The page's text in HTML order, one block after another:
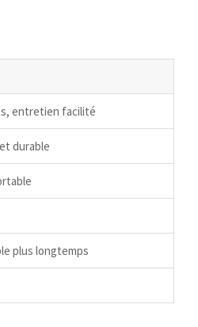
entretien facilité
durable
plus longtemps